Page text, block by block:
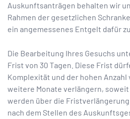
Auskunftsanträgen behalten wir
Rahmen der gesetzlichen
ein angemessenes Entgelt dafür
Die Bearbeitung Ihres Gesuchs
Frist von 30 Tagen. Diese Frist
Komplexität und der hohen Anzahl
weitere Monate verlängern,
werden über die
nach dem Stellen des